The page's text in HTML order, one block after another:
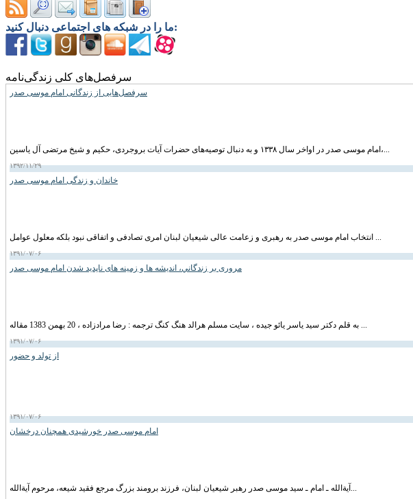
ما را در شبکه های اجتماعی دنبال کنید:
سرفصل‌های کلی زندگی‌نامه
سرفصل‌هایی از زندگانی امام موسی صدر
امام موسی صدر در اواخر سال ۱۳۳۸ و به دنبال توصیه‌های حضرات آیات بروجردی، حکیم و شیخ مرتضی آل یاسین،...
۱۳۹۲/۱۱/۲۹
خاندان و زندگی امام موسى صدر
انتخاب امام موسی صدر به رهبری و زعامت عالی شیعیان لبنان امری تصادفی و اتفاقی نبود بلکه معلول عوامل ...
۱۳۹۱/۰۷/۰۶
مروری بر زندگاني، انديشه ها و زمينه های ناپديد شدن امام موسی صدر
به قلم دکتر سید یاسر یائو جیده ، سایت مسلم هرالد هنگ كنگ ترجمه : رضا مرادزاده ، 20 بهمن 1383 مقاله ...
۱۳۹۱/۰۷/۰۶
از تولد و حضور
۱۳۹۱/۰۷/۰۶
امام موسی صدر خورشیدی همچنان درخشان
آیة‌الله ـ امام ـ سید موسی صدر رهبر شیعیان لبنان‏، فرزند برومند بزرگ مرجع فقید شیعه‏، مرحوم آیةالله...